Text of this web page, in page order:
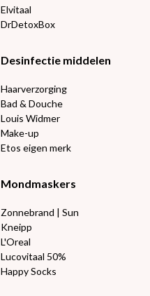
Elvitaal
DrDetoxBox
Desinfectie middelen
Haarverzorging
Bad & Douche
Louis Widmer
Make-up
Etos eigen merk
Mondmaskers
Zonnebrand | Sun
Kneipp
L'Oreal
Lucovitaal 50%
Happy Socks